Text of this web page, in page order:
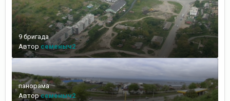
9 бригада
Автор семеныч2
панорама
Авторсеменыч2